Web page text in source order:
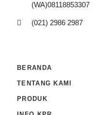
(WA)08118853307
(021) 2986 2987
BERANDA
TENTANG KAMI
PRODUK